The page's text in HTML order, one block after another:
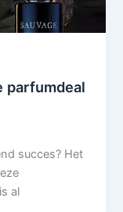
parfumdeal
succes? Het
al